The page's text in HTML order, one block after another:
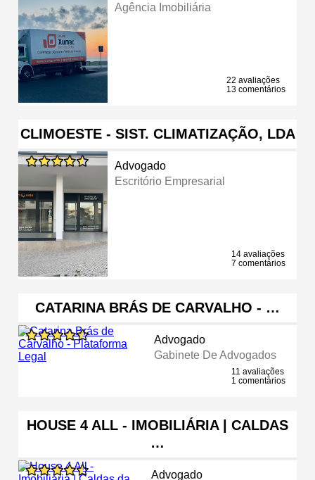
Agência Imobiliária
22 avaliações
13 comentários
CLIMOESTE - SIST. CLIMATIZAÇÃO, LDA
Advogado
Escritório Empresarial
14 avaliações
7 comentários
CATARINA BRÁS DE CARVALHO - …
Advogado
Gabinete De Advogados
11 avaliações
1 comentários
HOUSE 4 ALL - IMOBILIÁRIA | CALDAS
…
Advogado